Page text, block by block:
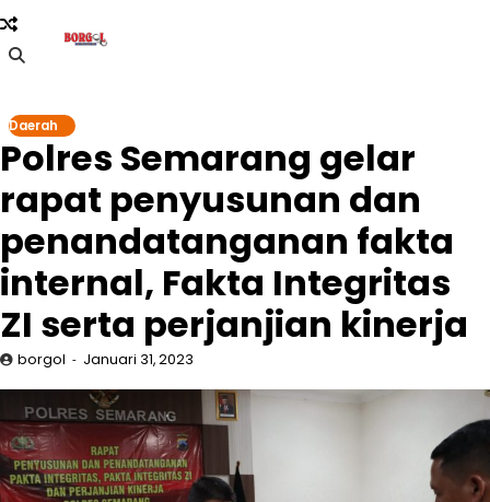
Skip
to
content
Daerah
Polres Semarang gelar
rapat penyusunan dan
penandatanganan fakta
internal, Fakta Integritas
ZI serta perjanjian kinerja
borgol Januari 31, 2023